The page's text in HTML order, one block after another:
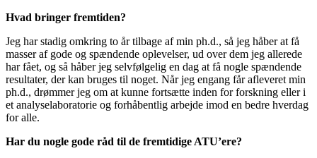
Hvad bringer fremtiden?
Jeg har stadig omkring to år tilbage af min ph.d., så jeg håber at få
masser af gode og spændende oplevelser, ud over dem jeg allerede
har fået, og så håber jeg selvfølgelig en dag at få nogle spændende
resultater, der kan bruges til noget. Når jeg engang får afleveret min
ph.d., drømmer jeg om at kunne fortsætte inden for forskning eller i
et analyselaboratorie og forhåbentlig arbejde imod en bedre hverdag
for alle.
Har du nogle gode råd til de fremtidige ATU’ere?